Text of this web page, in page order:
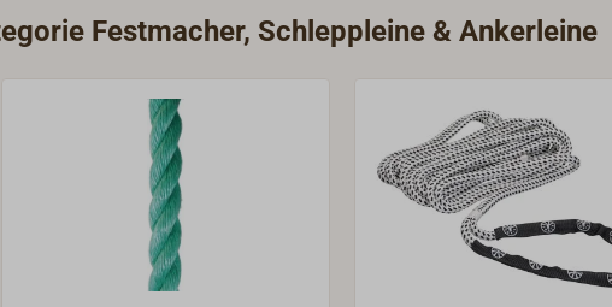
Festmacher, Schleppleine & Ankerleine